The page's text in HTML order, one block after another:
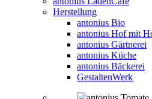
Herstellung
antonius Bio
antonius Hof mit
antonius Gärtnerei
antonius Küche
antonius Bäckerei
GestaltenWerk